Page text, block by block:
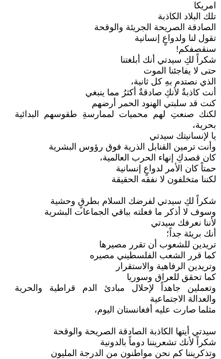
امريكا
تلك البلاد الكاذبة
الصادقة الصريحة الجريئة والوقحة
تقول لنا ولدواعٍ إنسانية
سنقصفكم!
شكراً لكِ سيدتي أنك أبلغتنا
حتى لا يفاجئنا الموت
الذي نصتدم بهِ كل ثانية،
أنت كاذبةٌ لأنكِ صادقةٌ أكثرُ مما ينبغي
كنت قد سلبتي الهنود الحمر أرضهم
لكنك صنعتِ لهم محميات لممارسةِ طقوسهم البدائية
بحرية،
يا لإنسانيتك سيدتي
وأنت ترمين القنابل الذرية فوق رؤوس البشرية
كان قصدكِ إنهاء الحرب العالمية،
حمتاً كان الأمر لدواعٍ إنسانية
لكننا متخلفون لا نفقه الحقيقة
شكراً لكِ سيدتي لفرضك السلام بطرقٍ وحشية
وسوف لا أذكر ما فعلته بباقي الجماعات البشرية
لأننا نعرفك سيدتي
أنك بريئة جداً؛
تريدين للشعوب أن تقرر مصيرها
كما قرر الشعب الفلسطيني مصيره
وتريدين الرفاهية والاستقرار
كما تحقق للعراق وسوريا
وتعملين جاهداً لإحلال مبادئ الدم قراطية والحرية
والعدالة الاجتماعية
مثلما صارت عليه أفغانستان اليوم،
سيدتي أيتها الكاذبة الصادقة الصريحة والوقحة
شكراً لأنك تشعريننا دوماً بالدونية
وتذكريننا كم نحن مواطنون من الدرجة المليون